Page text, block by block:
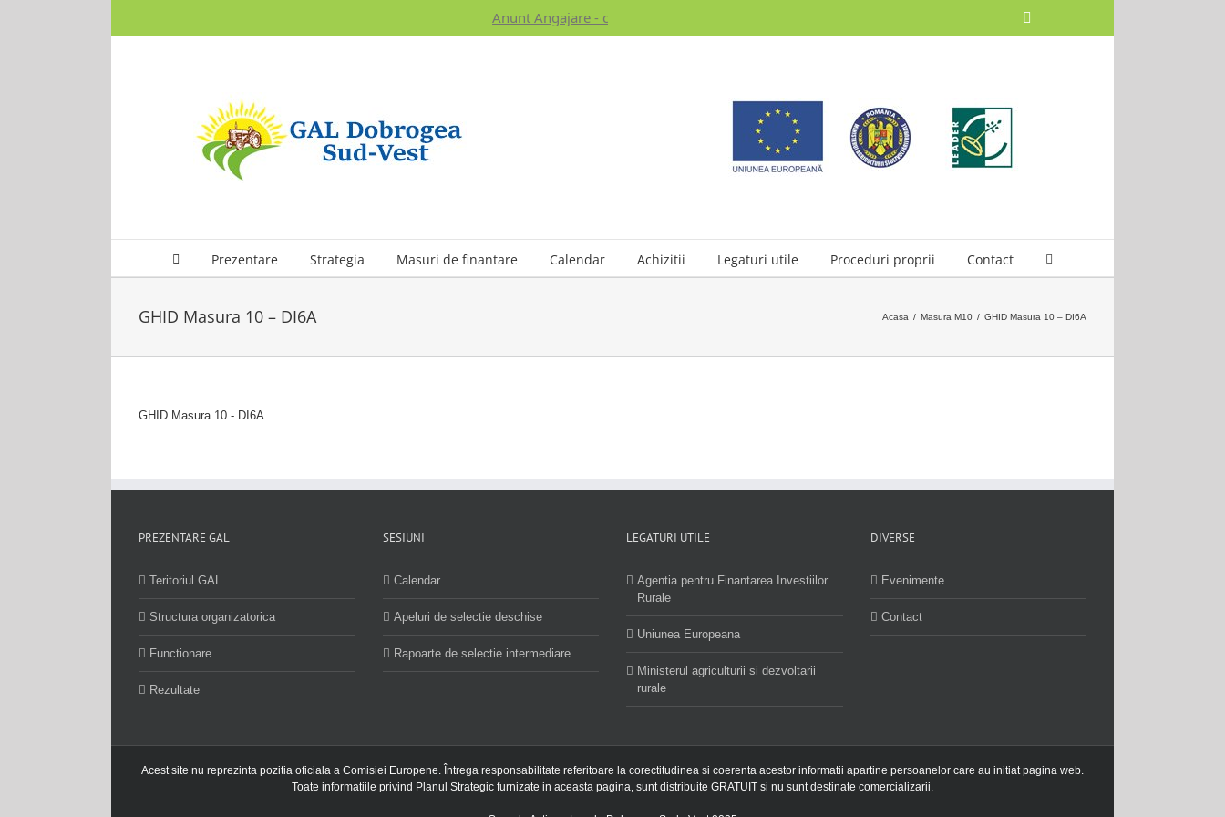
Anunt Angajare - click pentru detalii - [anunt adaugat pe 07.11.2024]
Prezentare Strategia Masuri de finantare Calendar Achizitii Legaturi utile Proceduri proprii Contact
GHID Masura 10 – DI6A Acasa / Masura M10 / GHID Masura 10 – DI6A
GHID Masura 10 - DI6A
PREZENTARE GAL
Teritoriul GAL
Structura organizatorica
Functionare
Rezultate
SESIUNI
Calendar
Apeluri de selectie deschise
Rapoarte de selectie intermediare
LEGATURI UTILE
Agentia pentru Finantarea Investiilor
Rurale
Uniunea Europeana
Ministerul agriculturii si dezvoltarii
rurale
DIVERSE
Evenimente
Contact
Acest site nu reprezinta pozitia oficiala a Comisiei Europene. Întrega responsabilitate referitoare la corectitudinea si coerenta acestor informatii apartine persoanelor care au initiat pagina web.
Toate informatiile privind Planul Strategic furnizate in aceasta pagina, sunt distribuite GRATUIT si nu sunt destinate comercializarii.